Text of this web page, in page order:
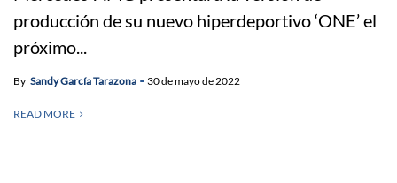
producción de su nuevo hiperdeportivo ‘ONE’ el
próximo...
By Sandy García Tarazona 30 de mayo de 2022
READ MORE